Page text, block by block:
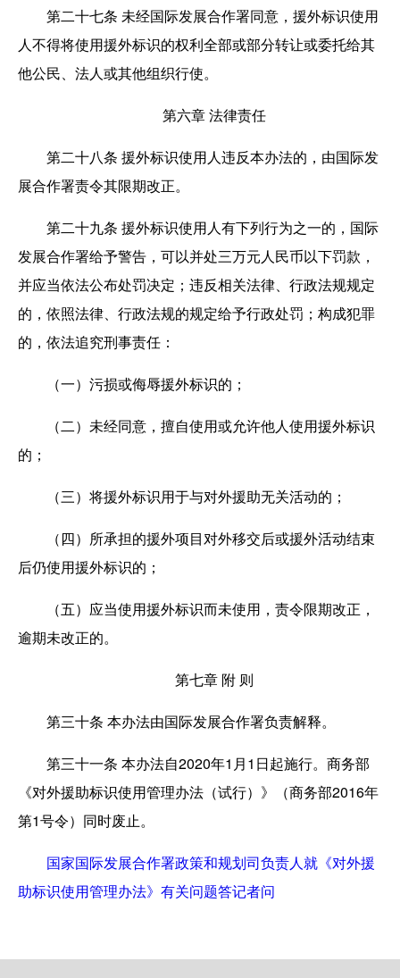
第二十七条 未经国际发展合作署同意，援外标识使用
人不得将使用援外标识的权利全部或部分转让或委托给其
他公民、法人或其他组织行使。
第六章 法律责任
第二十八条 援外标识使用人违反本办法的，由国际发
展合作署责令其限期改正。
第二十九条 援外标识使用人有下列行为之一的，国际
发展合作署给予警告，可以并处三万元人民币以下罚款，
并应当依法公布处罚决定；违反相关法律、行政法规规定
的，依照法律、行政法规的规定给予行政处罚；构成犯罪
的，依法追究刑事责任：
（一）污损或侮辱援外标识的；
（二）未经同意，擅自使用或允许他人使用援外标识
的；
（三）将援外标识用于与对外援助无关活动的；
（四）所承担的援外项目对外移交后或援外活动结束
后仍使用援外标识的；
（五）应当使用援外标识而未使用，责令限期改正，
逾期未改正的。
第七章 附 则
第三十条 本办法由国际发展合作署负责解释。
第三十一条 本办法自2020年1月1日起施行。商务部
《对外援助标识使用管理办法（试行）》（商务部2016年
第1号令）同时废止。
国家国际发展合作署政策和规划司负责人就《对外援
助标识使用管理办法》有关问题答记者问